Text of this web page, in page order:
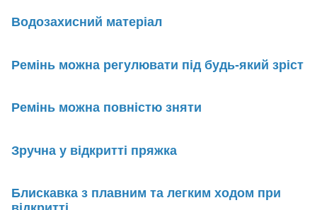
Водозахисний матеріал
Ремінь можна регулювати під будь-який зріст
Ремінь можна повністю зняти
Зручна у відкритті пряжка
Блискавка з плавним та легким ходом при